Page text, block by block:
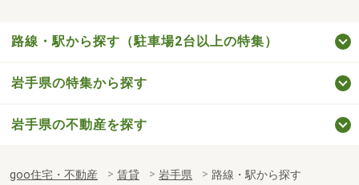
路線・駅から探す（駐車場2台以上の特集）
岩手県の特集から探す
岩手県の不動産を探す
goo住宅・不動産 賃貸 岩手県 路線・駅から探す